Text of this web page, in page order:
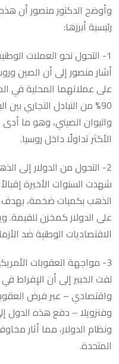
وأوضح الدكتور منصور أن
رئيسية أبرزها:
1- التحول نحو العملات الوطنية:
أشار منصور إلى أن الصين
على عملاتهما المحلية في
90% من التبادل التجاري بين
واليوان الصيني، وهو ما أدى
الأكثر تداولًا داخل روسيا.
2- التحول من الدولار إلى الذهب:
شهدت السنوات الأخيرة
الذهب بكميات ضخمة، بهدف
على الدولار كمخزن للقيمة.
الاقتصاديات الوطنية ضد
3- مواجهة العقوبات الأمريكية المفرطة:
لفت الخبير إلى أن الإفراط
واقتصادي – عبر فرض
وفنزويلا – دفع هذه الدول
ونظام الدولار، مما أثار
المتحدة.